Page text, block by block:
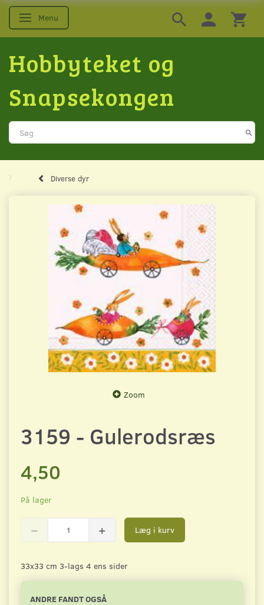
Skifte navigation
Menu
Hobbyteket og
Snapsekongen
Diverse dyr
Zoom
3159 - Gulerodsræs
4,50
På lager
Læg i kurv
33x33 cm 3-lags 4 ens sider
ANDRE FANDT OGSÅ